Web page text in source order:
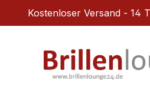
Zum Hauptinhalt springen
Kostenloser Versand - 14